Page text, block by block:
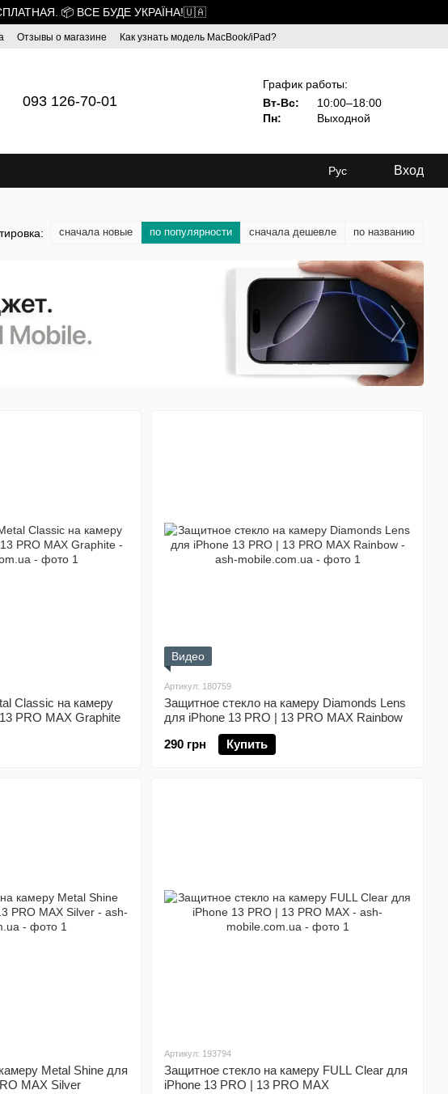
📦 ВСЕ БУДЕ УКРАЇНА!🇺🇦
Отзывы о магазине
Как узнать модель MacBook/iPad?
093 126-70-01
График работы:
Вт-Вс:
10:00–18:00
Пн:
Выходной
Рус Вход
сначала новые по популярности сначала дешевле по названию
Classic на камеру
PRO MAX Graphite
Видео
Артикул: 180759
Защитное стекло на камеру Diamonds Lens
для iPhone 13 PRO | 13 PRO MAX Rainbow
290 грн
Купить
Metal Shine для
MAX Silver
Артикул: 193794
Защитное стекло на камеру FULL Clear для
iPhone 13 PRO | 13 PRO MAX